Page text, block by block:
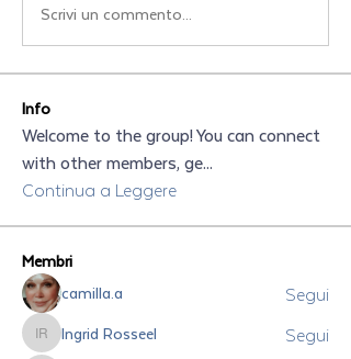
Scrivi un commento...
Info
Welcome to the group! You can connect
with other members, ge...
Continua a Leggere
Membri
camilla.a
Segui
Ingrid Rosseel
Ingrid Rosseel Segui